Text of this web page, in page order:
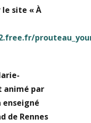
site « À
animé par
enseigné
de Rennes